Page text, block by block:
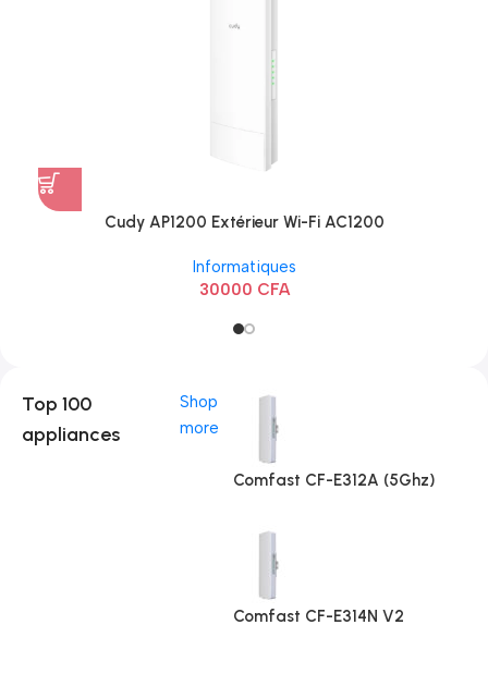
Cudy AP1200 Extérieur Wi-Fi AC1200
Informatiques
30000 CFA
Top 100
appliances
Shop
more
Comfast CF-E312A (5Ghz)
Comfast CF-E314N V2